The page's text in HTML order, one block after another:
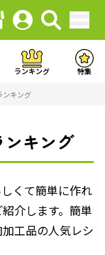
ランキング 特集
ンキング
ンキング
くて簡単に作れ
介します。簡単
工品の人気レシ